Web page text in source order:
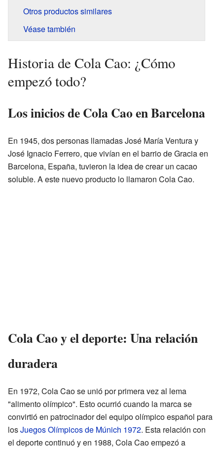
Otros productos similares
Véase también
Historia de Cola Cao: ¿Cómo
empezó todo?
Los inicios de Cola Cao en Barcelona
En 1945, dos personas llamadas José María Ventura y
José Ignacio Ferrero, que vivían en el barrio de Gracia en
Barcelona, España, tuvieron la idea de crear un cacao
soluble. A este nuevo producto lo llamaron Cola Cao.
Cola Cao y el deporte: Una relación
duradera
En 1972, Cola Cao se unió por primera vez al lema
"alimento olímpico". Esto ocurrió cuando la marca se
convirtió en patrocinador del equipo olímpico español para
losJuegos Olímpicos de Múnich 1972. Esta relación con
el deporte continuó y en 1988, Cola Cao empezó a